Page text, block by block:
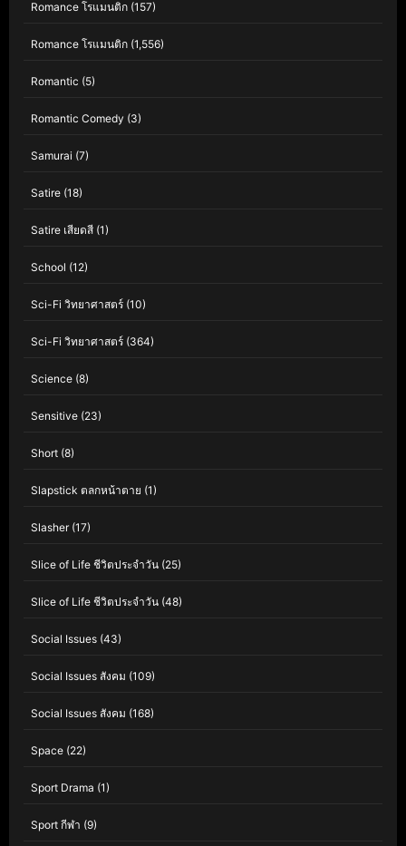
Romance โรแมนติก (157)
Romance โรแมนติก (1,556)
Romantic (5)
Romantic Comedy (3)
Samurai (7)
Satire (18)
Satire เสียดสี (1)
School (12)
Sci-Fi วิทยาศาสตร์ (10)
Sci-Fi วิทยาศาสตร์ (364)
Science (8)
Sensitive (23)
Short (8)
Slapstick ตลกหน้าตาย (1)
Slasher(17)
Slice of Life ชีวิตประจำวัน (25)
Slice of Life ชีวิตประจำวัน (48)
Social Issues (43)
Social Issues สังคม (109)
Social Issues สังคม (168)
Space (22)
Sport Drama (1)
Sport กีฬา (9)